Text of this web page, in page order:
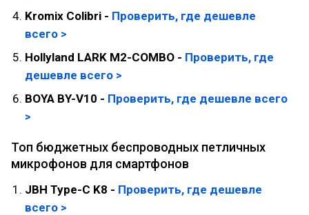
Kromix Colibri - Проверить, где дешевле
всего >
Hollyland LARK M2-COMBO - Проверить, где
дешевле всего >
BOYA BY-V10 - Проверить, где дешевле всего
>
Топ бюджетных беспроводных петличных
микрофонов для смартфонов
JBH Type-C K8 - Проверить, где дешевле
всего >